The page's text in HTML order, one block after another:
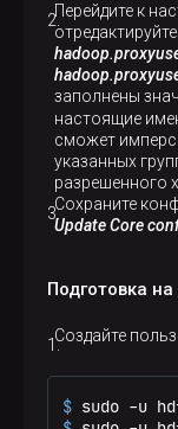
Перейдите к
заполнены
настоящие
сможет
указанных
разрешенного
Сохраните
Update Core
Подготовка на
Создайте
$ sudo -u